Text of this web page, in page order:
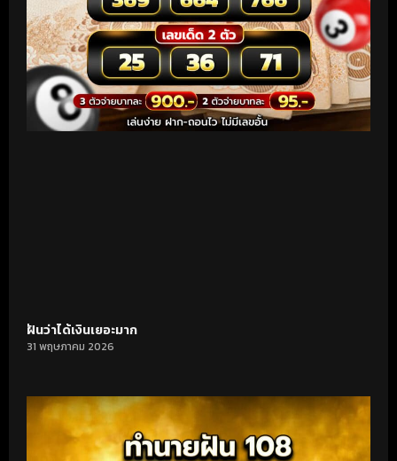
ฝันว่าได้เงินเยอะมาก
31 พฤษภาคม 2026